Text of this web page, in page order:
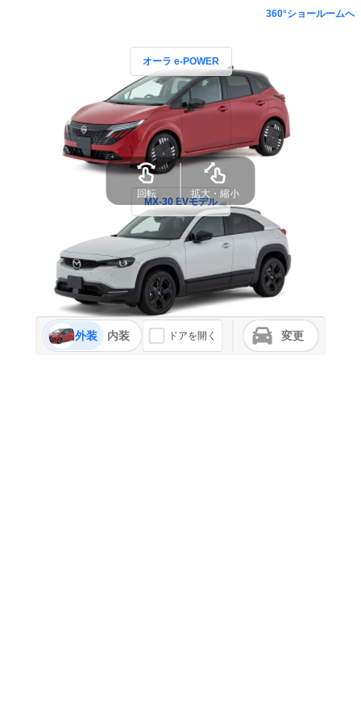
360°ショールームへ
オーラ e-POWER
MX-30 EVモデル
外装 内装 ドアを開く 変更
回転 拡大・縮小